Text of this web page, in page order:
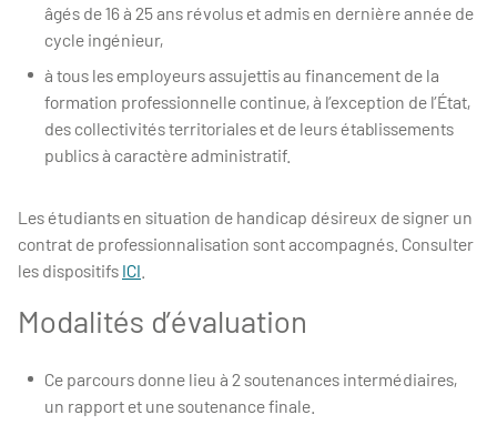
âgés de 16 à 25 ans révolus et admis en dernière année de
cycle ingénieur,
à tous les employeurs assujettis au financement de la
formation professionnelle continue, à l’exception de l’État,
des collectivités territoriales et de leurs établissements
publics à caractère administratif.
Les étudiants en situation de handicap désireux de signer un
contrat de professionnalisation sont accompagnés. Consulter
les dispositifs ICI
Modalités d’évaluation
Ce parcours donne lieu à 2 soutenances intermédiaires,
un rapport et une soutenance finale.